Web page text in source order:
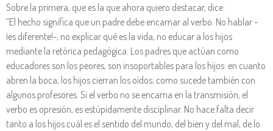
Sobre la primera, que es la que ahora quiero destacar, dice:
“El hecho significa que un padre debe encarnar al verbo. No hablar -
¡es diferente!-, no explicar qué es la vida, no educar a los hijos
mediante la retórica pedagógica. Los padres que actúan como
educadores son los peores, son insoportables para los hijos: en cuanto
abren la boca, los hijos cierran los oídos; como sucede también con
algunos profesores. Si el verbo no se encarna en la transmisión, el
verbo es opresión, es estúpidamente disciplinar. No hace falta decir
tanto a los hijos cuál es el sentido del mundo, del bien y del mal, de lo